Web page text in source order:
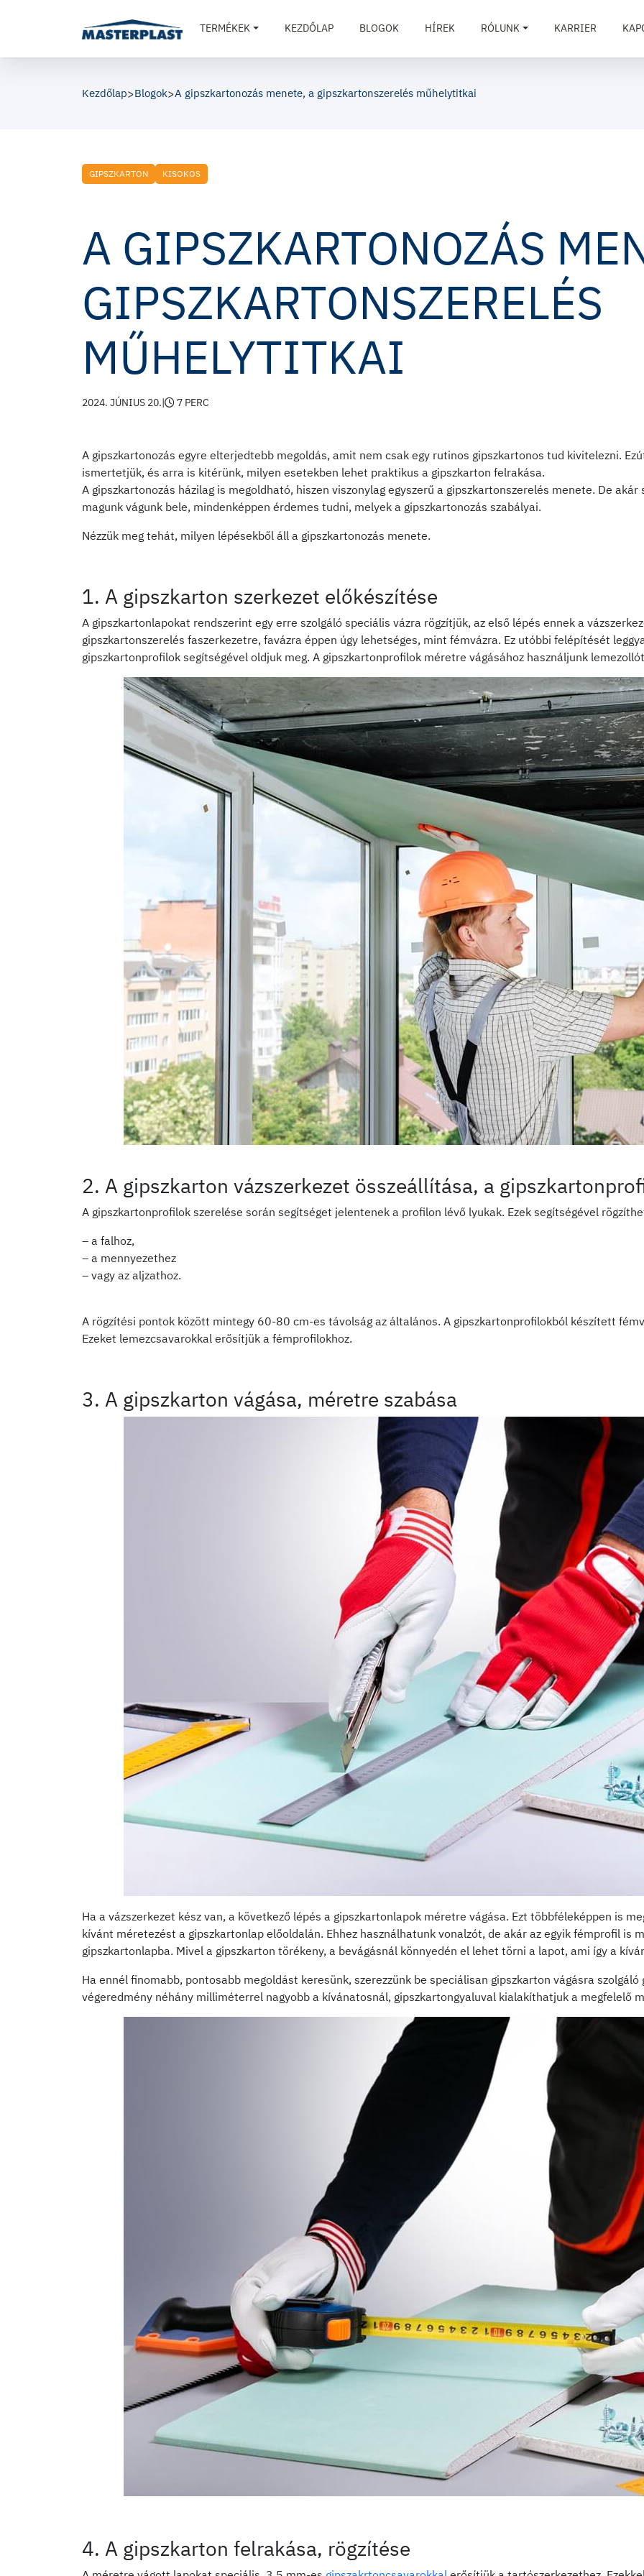
TERMÉKEK KEZDŐLAP BLOGOK HÍREK RÓLUNK KARRIER
Kezdőlap>Blogok>A gipszkartonozás menete, a gipszkartonszerelés műhelytitkai
GIPSZKARTON KISOKOS
A GIPSZKARTONOZÁS
GIPSZKARTONSZERELÉS
MŰHELYTITKAI
2024. JÚNIUS 20.| 7 PERC
A gipszkartonozás egyre elterjedtebb megoldás, amit nem csak egy rutinos gipszkartonos tud kivitelezni.
ismertetjük, és arra is kitérünk, milyen esetekben lehet praktikus a gipszkarton felrakása.
A gipszkartonozás házilag is megoldható, hiszen viszonylag egyszerű a gipszkartonszerelés menete. De
magunk vágunk bele, mindenképpen érdemes tudni, melyek a gipszkartonozás szabályai.
Nézzük meg tehát, milyen lépésekből áll a gipszkartonozás menete.
1. A gipszkarton szerkezet előkészítése
A gipszkartonlapokat rendszerint egy erre szolgáló speciális vázra rögzítjük, az első lépés ennek a
gipszkartonszerelés faszerkezetre, favázra éppen úgy lehetséges, mint fémvázra. Ez utóbbi felépítését
gipszkartonprofilok segítségével oldjuk meg. A gipszkartonprofilok méretre vágásához használjunk
2. A gipszkarton vázszerkezet összeállítása, a
A gipszkartonprofilok szerelése során segítséget jelentenek a profilon lévő lyukak. Ezek segítségével
– a falhoz,
– a mennyezethez
– vagy az aljzathoz.
A rögzítési pontok között mintegy 60-80 cm-es távolság az általános. A gipszkartonprofilokból készített
Ezeket lemezcsavarokkal erősítjük a fémprofilokhoz.
3. A gipszkarton vágása, méretre szabása
Ha a vázszerkezet kész van, a következő lépés a gipszkartonlapok méretre vágása. Ezt többféleképpen is
kívánt méretezést a gipszkartonlap előoldalán. Ehhez használhatunk vonalzót, de akár az egyik fémprofil is
gipszkartonlapba. Mivel a gipszkarton törékeny, a bevágásnál könnyedén el lehet törni a lapot, ami így a
Ha ennél finomabb, pontosabb megoldást keresünk, szerezzünk be speciálisan gipszkarton vágásra
végeredmény néhány milliméterrel nagyobb a kívánatosnál, gipszkartongyaluval kialakíthatjuk a megfelelő
4. A gipszkarton felrakása, rögzítése